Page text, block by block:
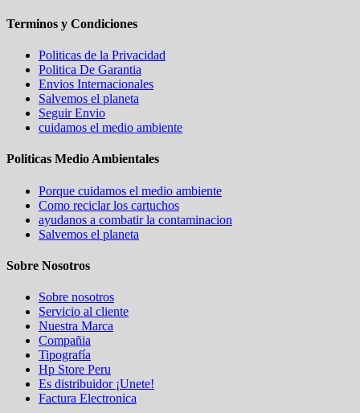
Terminos y Condiciones
Politicas de la Privacidad
Politica De Garantia
Envios Internacionales
Salvemos el planeta
Seguir Envio
cuidamos el medio ambiente
Politicas Medio Ambientales
Porque cuidamos el medio ambiente
Como reciclar los cartuchos
ayudanos a combatir la contaminacion
Salvemos el planeta
Sobre Nosotros
Sobre nosotros
Servicio al cliente
Nuestra Marca
Compañia
Tipografía
Hp Store Peru
Es distribuidor ¡Unete!
Factura Electronica